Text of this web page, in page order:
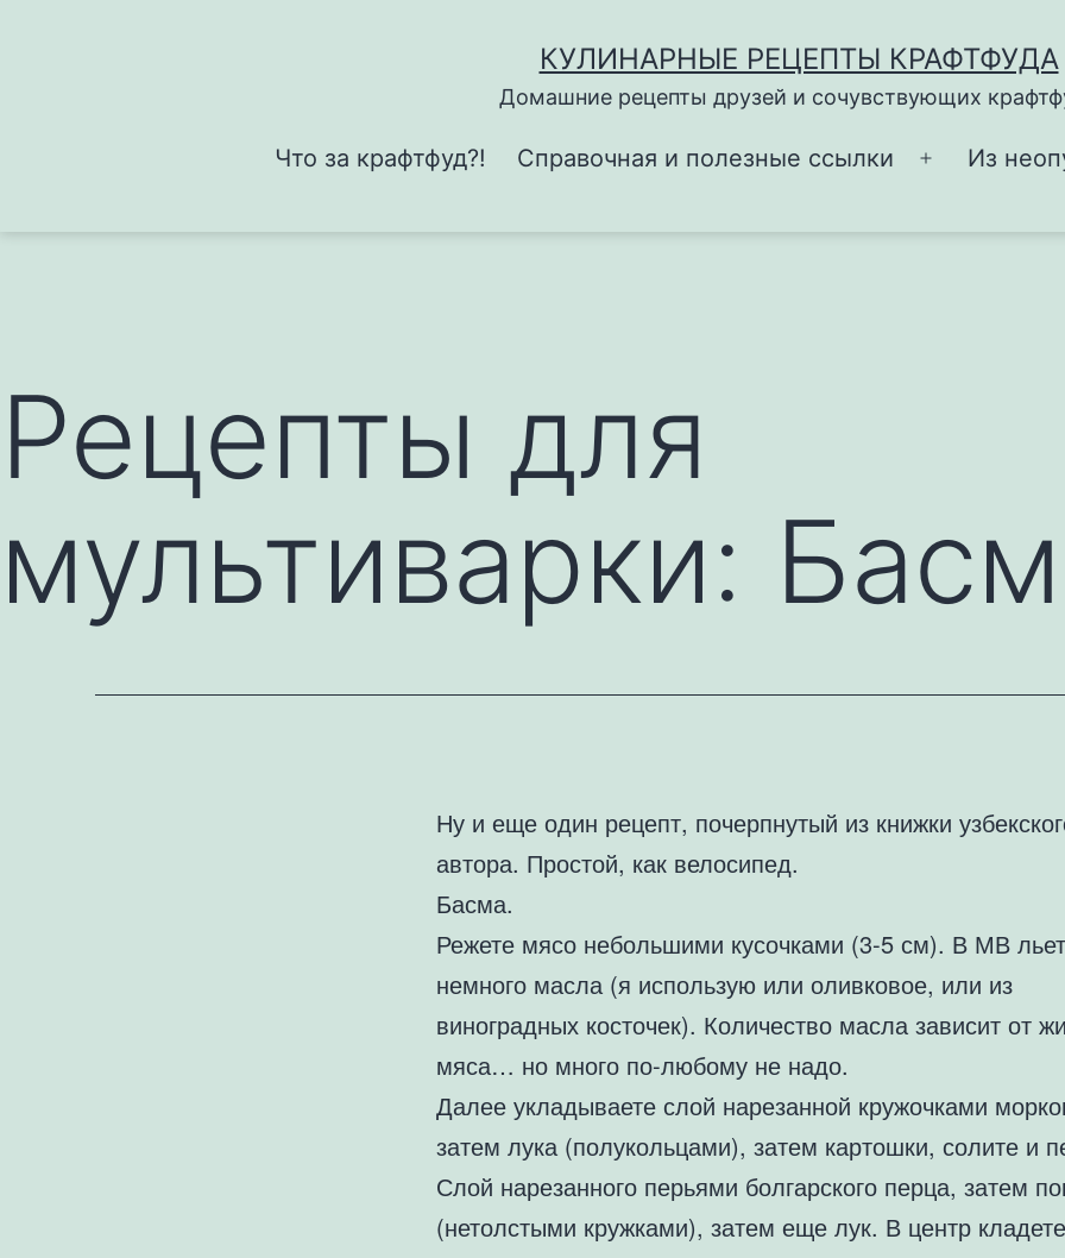
КУЛИНАРНЫЕ РЕЦЕПТЫ КРАФТФУДА
Домашние рецепты друзей и сочувствующих
Что за крафтфуд?! Справочная и полезные ссылки
Открыть
Из
Рецепты для
мультиварки:
Ну и еще один рецепт, почерпнутый из книжки
автора. Простой, как велосипед.
Басма.
Режете мясо небольшими кусочками (3-5 см). В МВ
немного масла (я использую или оливковое, или из
виноградных косточек). Количество масла зависит от
мяса… но много по-любому не надо.
Далее укладываете слой нарезанной кружочками
затем лука (полукольцами), затем картошки, солите и
Слой нарезанного перьями болгарского перца, затем
(нетолстыми кружками), затем еще лук. В центр